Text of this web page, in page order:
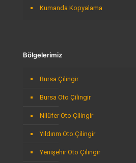
Kumanda Kopyalama
Bölgelerimiz
Bursa Çilingir
Bursa Oto Çilingir
Nilüfer Oto Çilingir
Yıldırım Oto Çilingir
Yenişehir Oto Çilingir